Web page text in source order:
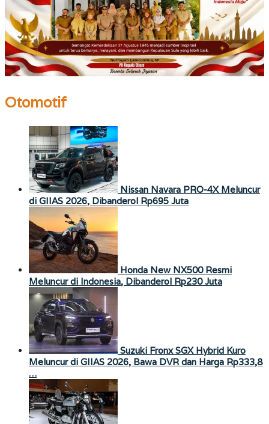
Otomotif
Nissan Navara PRO-4X Meluncur
di GIIAS 2026, Dibanderol Rp695 Juta
Honda New NX500 Resmi
Meluncur di Indonesia, Dibanderol Rp230 Juta
Suzuki Fronx SGX Hybrid Kuro
Meluncur di GIIAS 2026, Bawa DVR dan Harga Rp333,8
…